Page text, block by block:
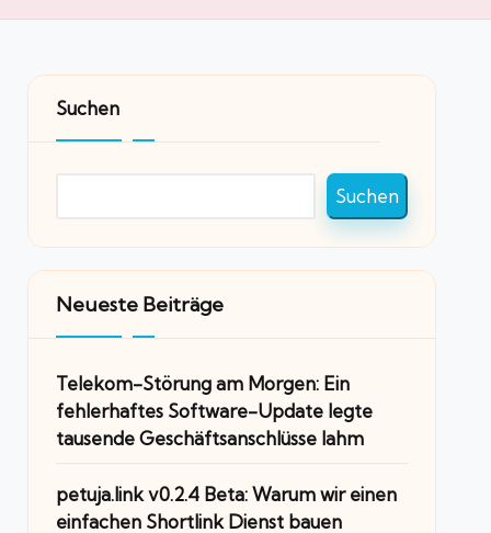
Suchen
Suchen
Neueste Beiträge
Telekom-Störung am Morgen: Ein
fehlerhaftes Software-Update legte
tausende Geschäftsanschlüsse lahm
petuja.link v0.2.4 Beta: Warum wir einen
einfachen Shortlink Dienst bauen